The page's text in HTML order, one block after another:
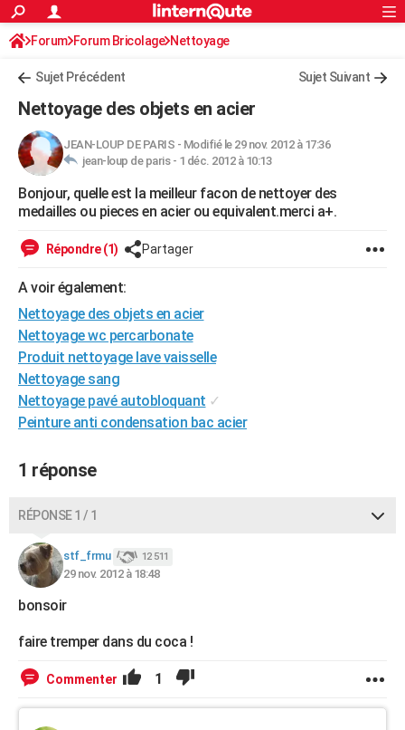
ACTUALITÉS
Politique
Société
Faits Divers
Education
Monde
Villes
+
FINANCE
Retraite
Impôts
Epargne
Immobilier
Risques naturels par ville
Banque
Assurance
Crédit
AUTO
Essais
Réserver un essai
Citadines
Berlines
SUV
Forum auto
+HIGH-TECH
Mobiles
Meilleur smartphone
Internet
Ordinateurs
Jeux vidéo
Guide high-tech
BRICOLAGE
WEEK-END
Guides de France
Escapades
Patrimoine
Expositions
Musées
Week-end nature
+LIFESTYLE
Art de vivre
Bien-être
Loisirs
ModeModes de vie
SANTE
Alimentation
Guide de la santé
Maladies
Médicaments
Sommeil
VOYAGE
Destinations
City break
Voyage nature
Voyage de noces
Forum
Climat
PHOTO
GUIDES D'ACHAT
Carte de Noël
Carte Bonne année
Carte Saint-Valentin
Carte Pâques
Carte d'anniversaire
DICTIONNAIRE
Dictionnaire
Biographies
Citations
Expressions
Proverbes
PROGRAMME TV
COPAINS D'AVANT
S'inscrire
Se connecter
Lycées
Collèges
Primaires
Universités
Entreprises
Service militaire
Avis de recherche
AVIS DE DÉCÈS
S'inscrire
Connexion
Forum Forum Bricolage Nettoyage
Sujet Précédent Sujet Suivant
Nettoyage des objets en acier
JEAN-LOUP DE PARIS - Modifié le 29 nov. 2012 à 17:36
jean-loup de paris - 1 déc. 2012 à 10:13
Bonjour, quelle est la meilleur facon de nettoyer des
medailles ou pieces en acier ou equivalent.merci a+.
Répondre (1) Partager
A voir également:
Nettoyage des objets en acier
Nettoyage wc percarbonate
Produit nettoyage lave vaisselle
Nettoyage sang
Nettoyage pavé autobloquant ✓
Peinture anti condensation bac acier
1 réponse
RÉPONSE 1 / 1
stf_frmu 12 511
29 nov. 2012 à 18:48
bonsoir
faire tremper dans du coca !
Commenter 1